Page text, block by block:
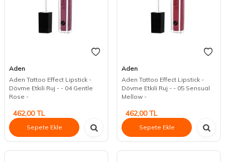
Aden
Aden Tattoo Effect Lipstick -
Dövme Etkili Ruj - - 04 Gentle
Rose -
462,00TL
Sepete Ekle
Aden
Aden Tattoo Effect Lipstick -
Dövme Etkili Ruj - - 05 Sensual
Mellow -
462,00TL
Sepete Ekle